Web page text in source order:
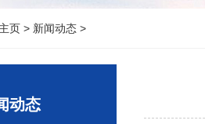
主页 > 新闻动态 >
动态